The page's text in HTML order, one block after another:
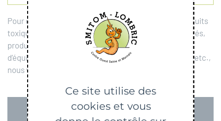
Pour ce qui est des déchetscomme les cartons, produits
toxiques (peintures, vernis, solvants, aérosols non vidés,
produits d’entretien des jardins, etc.), piles, déchets
d’équipements électriques et électroniques, textiles, etc.,
nous vous remercions de
.
Ce site utilise des
cookies et vous